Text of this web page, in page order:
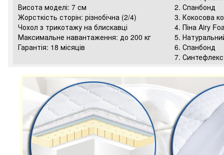
Висота моделі: 7 см
Жорсткість сторін: різнобічна (2/4)
Чохол з трикотажу на блискавці
Максимальне навантаження: до 200 кг
Гарантія: 18 місяців
2. Спанбонд
3. Кокосова
4. Піна Airy
5.
6. Спанбонд
7. Синтефлекс